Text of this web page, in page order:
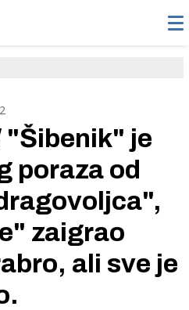
"Šibenik" je
poraza od
zaigrao
ali sve je